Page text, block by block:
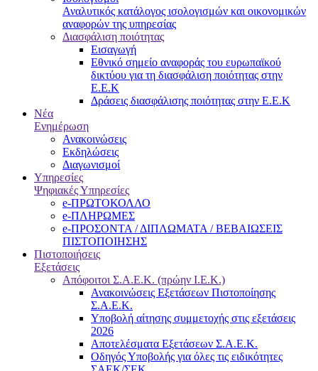
Αναλυτικός κατάλογος ισολογισμών και οικονομικών
αναφορών της υπηρεσίας
Διασφάλιση ποιότητας
Εισαγωγή
Εθνικό σημείο αναφοράς του ευρωπαϊκού
δικτύου για τη διασφάλιση ποιότητας στην
Ε.Ε.Κ
Δράσεις διασφάλισης ποιότητας στην Ε.Ε.Κ
Νέα
Ενημέρωση
Ανακοινώσεις
Εκδηλώσεις
Διαγωνισμοί
Υπηρεσίες
Ψηφιακές Υπηρεσίες
e-ΠΡΩΤΟΚΟΛΛΟ
e-ΠΛΗΡΩΜΕΣ
e-ΠΡΟΣΟΝΤΑ / ΔΙΠΛΩΜΑΤΑ / ΒΕΒΑΙΩΣΕΙΣ
ΠΙΣΤΟΠΟΙΗΣΗΣ
Πιστοποιήσεις
Εξετάσεις
Απόφοιτοι Σ.Α.Ε.Κ. (πρώην Ι.Ε.Κ.)
Ανακοινώσεις Εξετάσεων Πιστοποίησης
Σ.Α.Ε.Κ.
Υποβολή αίτησης συμμετοχής στις εξετάσεις
2026
Αποτελέσματα Εξετάσεων Σ.Α.Ε.Κ.
Οδηγός Υποβολής για όλες τις ειδικότητες